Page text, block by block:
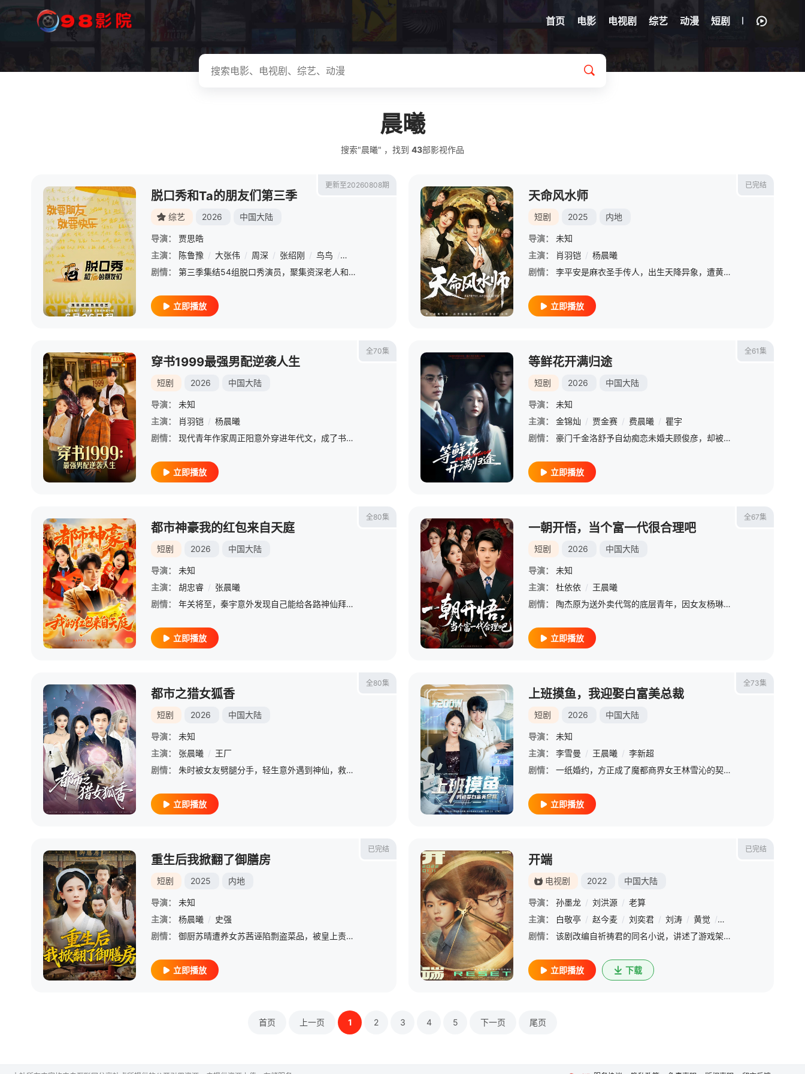
首页 电影 电视剧 综艺 动漫 短剧
晨曦
搜索"晨曦" ，找到 43部影视作品
更新至20260808期
脱口秀和Ta的朋友们第三季
综艺 2026 中国大陆
导演：
贾思皓
主演：
陈鲁豫 / 大张伟 / 周深 / 张绍刚 / 鸟鸟 / 闫妮 / 白小白 / 步惊云 / 菜菜 曹国 陈火腿 晨曦 /
剧情：
第三季集结54组脱口秀演员，聚集资深老人和新锐潜力新人，阵容多元丰富。本季节目首次引入“竞演+合宿”的双线叙事，演员们不仅在这里同台竞演，还要在一起合宿生活，并在过程中找到志同道合的朋友，相互帮助、相
立即播放
已完结
天命风水师
短剧 2025 内地
导演：
未知
主演：
肖羽铠 / 杨晨曦
剧情：
李平安是麻衣圣手传人，出生天降异象，遭黄仙阴九娘下聘逼婚，爷爷李固逆天改命，与望海唐家千金唐紫定下亲事。二十二年后，唐家退婚，遭黄仙索命，李平安前往望海拯救未婚妻，意外与风水大师吴有德之子吴人敌引发冲突，由此踏上风水之路，坚信邪不压正，刻苦学习，破除邪祟和阴九娘的算计，与唐紫等人在危难中并肩前行，关上龙门，一战成名，终获唐家青睐，婚礼上却又遭苗疆少女索命，终以麻衣圣手之威化解危机，拯救苍生
立即播放
全70集
穿书1999最强男配逆袭人生
短剧 2026 中国大陆
导演：
未知
主演：
肖羽铠 / 杨晨曦
剧情：
现代青年作家周正阳意外穿进年代文，成了书中凄惨的炮灰男配。原主懦弱窝囊，被人算计、家产旁落，最终家破人亡。重活一世，他带着现代认知与先知剧情强势归来，不再任人摆布。面对步步紧逼的阴谋、虚伪狡诈的亲友、虎视眈眈的对手，他步步为营，手撕白莲、脚踹反派、抢占商机，在1999年的时代中搞事业、赚大钱、护家人。曾经的炮灰一路逆袭，从任人欺凌的小角色，逆袭成叱咤风云的商界大佬，改写悲剧人生，走上巅峰。
立即播放
全61集
等鲜花开满归途
短剧 2026 中国大陆
导演：
未知
主演：
金锦灿 / 贾金赛 / 费晨曦 / 瞿宇
剧情：
豪门千金洛舒予自幼痴恋未婚夫顾俊彦，却被他与白莲花苏雨萱联手陷害，送入女德学院囚禁三年。地狱般的经历让她彻底觉醒，斩断过往痴恋，决心退婚自救。凭借傅老师赠予的婚书，她结识权势滔天的傅司寒，获得强势守护。面对顾俊彦的百般纠缠、羞辱打压，洛舒予冷静反击、手撕绿茶，一步步夺回属于自己的一切。当真相揭开，顾俊彦追悔莫及，她早已涅槃重生，与傅司寒携手，终结女德黑暗过往，开启全新人生。
立即播放
全80集
都市神豪我的红包来自天庭
短剧 2026 中国大陆
导演：
未知
主演：
胡忠睿 / 张晨曦
剧情：
年关将至，秦宇意外发现自己能给各路神仙拜年，给月老挂坠拜年获得与白家大小姐的姻缘；给财神贴纸拜年获得一百亿余额；给老君画像拜年获得美容仙丹；给猴哥玩具拜年获得火眼金睛凭借着这些能力，秦宇打脸拜金前女友和各类反派，随后又帮助白晓月解决各种困难。期间两人感情不断升温，最终喜结连理。
立即播放
全67集
一朝开悟，当个富一代很合理吧
短剧 2026 中国大陆
导演：
未知
主演：
杜依依 / 王晨曦
剧情：
陶杰原为送外卖代驾的底层青年，因女友杨琳分手受刺激，用电脑建算彩票，最终中了高额奖金。随后意外解救李清婉，获得股神银狐的金融资料，将其融入数学模型，成功预测股市涨跌，收入巨额财富，陶杰从底层崛起，成为巨额财富拥有者，建立商业帝国。
立即播放
全80集
都市之猎女狐香
短剧 2026 中国大陆
导演：
未知
主演：
张晨曦 / 王厂
剧情：
朱时被女友劈腿分手，轻生意外遇到神仙，救了自己并传授金手指，诱女秘术。从此打开新世界大门。用秘术赢得女神芳心。再反派一次又一次的挑衅中，成功逆袭，并赢得身边爱慕者倾心。事业上蒸蒸日上。前爱人想尽一切办法阻止朱时，干扰朱时的事业，但也于事无补，只是赔了夫人又折兵。朱时最终和爱慕者幸福的生活在一起。
立即播放
全73集
上班摸鱼，我迎娶白富美总裁
短剧 2026 中国大陆
导演：
未知
主演：
李雪曼 / 王晨曦 / 李新超
剧情：
一纸婚约，方正成了魔都商界女王林雪沁的契约丈夫，顺便入职她的集团，喜提单间“牢房”，哦不，是办公室。本想安心躺平，却绑定摸鱼人生系统，上班摸鱼就能兑换神技、刷属性点！打游戏？那是用户行为分析！看小说？那是灵感源泉！带薪摸鱼，天经地义！唯一BUG；顶头上司加合法老婆林雪沁，颜值天花板，气场两米八。于是，史上最惨丈夫的办公室极限求生开始了。
立即播放
已完结
重生后我掀翻了御膳房
短剧 2025 内地
导演：
未知
主演：
杨晨曦 / 史强
剧情：
御厨苏晴遭养女苏茜诬陷剽盗菜品，被皇上责罚，被苏家人打死后重生回到天厨大比前，决心复仇。选拔时，苏晴发现苏茜再次剽盗其创意，她试图以刀工自证，可苏茜凭借厨艺模仿系统完美复刻，苏晴再度被指剽盗，遭皇上杖责。危急时刻，苏晴察觉苏茜有模仿系统，遂背水一战发起生死擂对决。她先设计让苏茜完成单龙入海，再用隐藏技法升级为双龙戏珠，成功揭露苏茜剽盗恶行。
立即播放
已完结
开端
电视剧 2022 中国大陆
导演： 孙墨龙 / 刘洪源 / 老算
主演：
白敬亭 / 赵今麦 / 刘奕君 / 刘涛 / 黄觉 / 刘丹
剧情：
该剧改编自祈祷君的同名小说，讲述了游戏架构师肖鹤云（白敬亭 饰）和在校大学生李诗情（赵今麦 饰）在遭遇公交车爆炸后“死而复生”，于公交车出事的时间段内不断经历时间循环，从下车自救到打破隔阂并肩作战，努
立即播放 下载
首页 上一页 1 2 3 4 5 下一页 尾页